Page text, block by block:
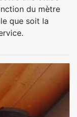
du mètre
que soit la